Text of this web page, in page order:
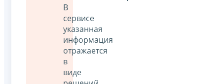
В
сервисе
указанная
информация
отражается
в
виде